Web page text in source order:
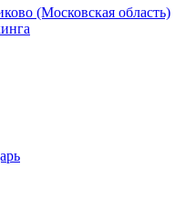
(Московская область)